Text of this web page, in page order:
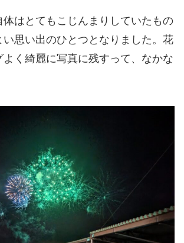
はとてもこじんまりしていたもの
い思い出のひとつとなりました。花
よく綺麗に写真に残すって、なかな